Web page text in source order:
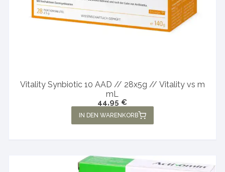
Vitality Synbiotic 10 AAD // 28x5g // Vitality vs m
mL
44,95 €
IN DEN WARENKORB